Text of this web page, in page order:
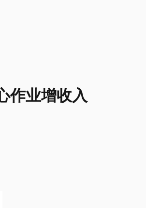
作业增收入